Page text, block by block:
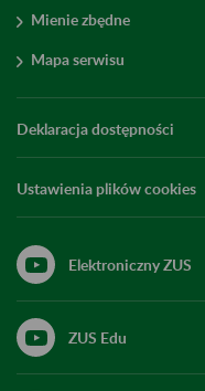
Mienie zbędne
Mapa serwisu
Deklaracja dostępności
Ustawienia plików cookies
Elektroniczny ZUS
ZUS Edu